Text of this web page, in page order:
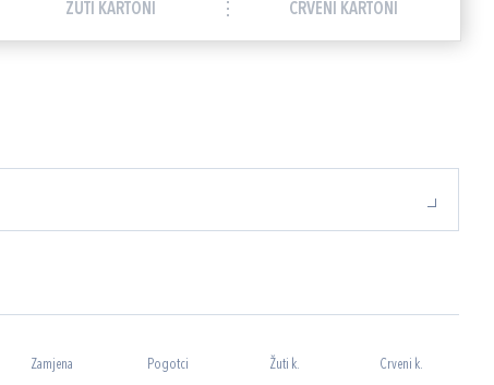
ŽUTI KARTONI CRVENI KARTONI
Zamjena Pogotci Žuti k. Crveni k.